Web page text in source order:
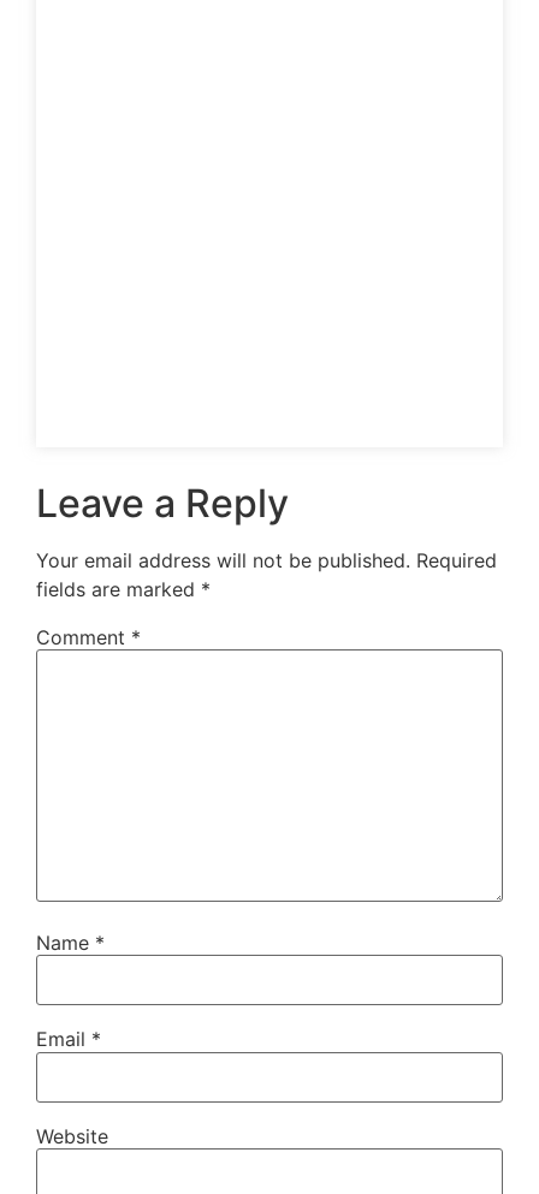
Leave a Reply
Your email address will not be published. Required
fields are marked *
Comment *
Name *
Email *
Website